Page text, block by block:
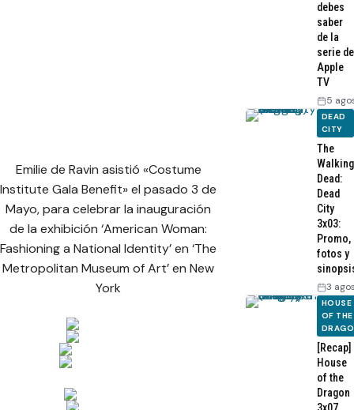
Emilie de Ravin asistió «Costume
Institute Gala Benefit» el pasado 3 de
Mayo, para celebrar la inauguración
de la exhibición ‘American Woman:
Fashioning a National Identity’ en ‘The
Metropolitan Museum of Art’ en New
York
debes
saber
de la
serie de
Apple
TV
5
DEAD
CITY
The
Walking
Dead:
Dead
City
3x03:
Promo,
fotos y
3
HOUSE
OF THE
[Recap]
House
of the
Dragon